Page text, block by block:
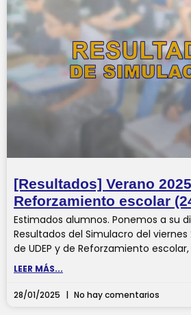
[Resultados] Verano
Reforzamiento escolar
Estimados alumnos. Ponemos a su
Resultados del Simulacro del
de UDEP y de Reforzamiento
LEER MÁS...
28/01/2025 No hay comentarios